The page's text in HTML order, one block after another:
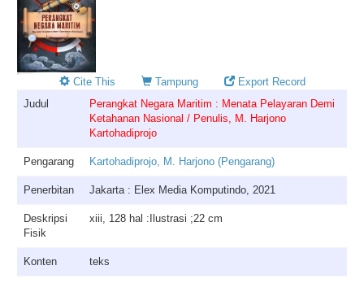
Cite This Tampung
Export Record
Judul
Perangkat Negara Maritim : Menata Pelayaran Demi
Ketahanan Nasional / Penulis, M. Harjono
Kartohadiprojo
Pengarang Kartohadiprojo, M. Harjono (Pengarang)
Penerbitan Jakarta : Elex Media Komputindo, 2021
Deskripsi
Fisik
xiii, 128 hal :Ilustrasi ;22 cm
Konten teks